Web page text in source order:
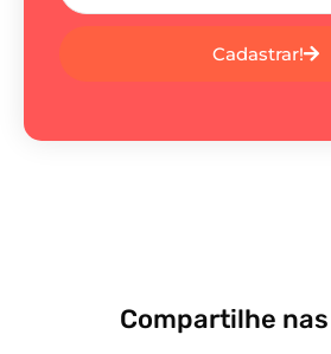
Cadastrar!
Compartilhe